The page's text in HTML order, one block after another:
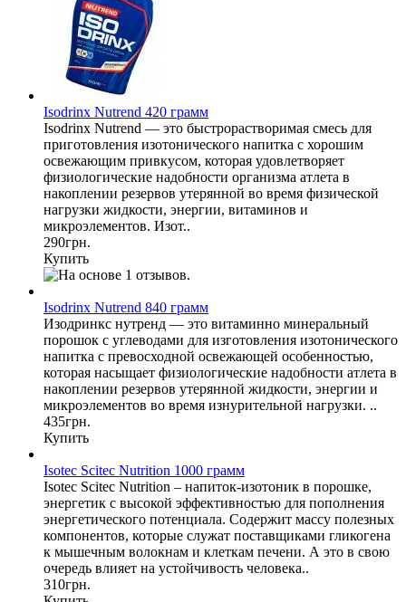
Isodrinx Nutrend 420 грамм
Isodrinx Nutrend — это быстрорастворимая смесь для
приготовления изотонического напитка с хорошим
освежающим привкусом, которая удовлетворяет
физиологические надобности организма атлета в
накоплении резервов утерянной во время физической
нагрузки жидкости, энергии, витаминов и
микроэлементов. Изот..
290грн.
Купить
Isodrinx Nutrend 840 грамм
Изодринкс нутренд — это витаминно минеральный
порошок с углеводами для изготовления изотонического
напитка с превосходной освежающей особенностью,
которая насыщает физиологические надобности атлета в
накоплении резервов утерянной жидкости, энергии и
микроэлементов во время изнурительной нагрузки. ..
435грн.
Купить
Isotec Scitec Nutrition 1000 грамм
Isotec Scitec Nutrition – напиток-изотоник в порошке,
энергетик с высокой эффективностью для пополнения
энергетического потенциала. Содержит массу полезных
компонентов, которые служат поставщиками гликогена
к мышечным волокнам и клеткам печени. А это в свою
очередь влияет на устойчивость человека..
310грн.